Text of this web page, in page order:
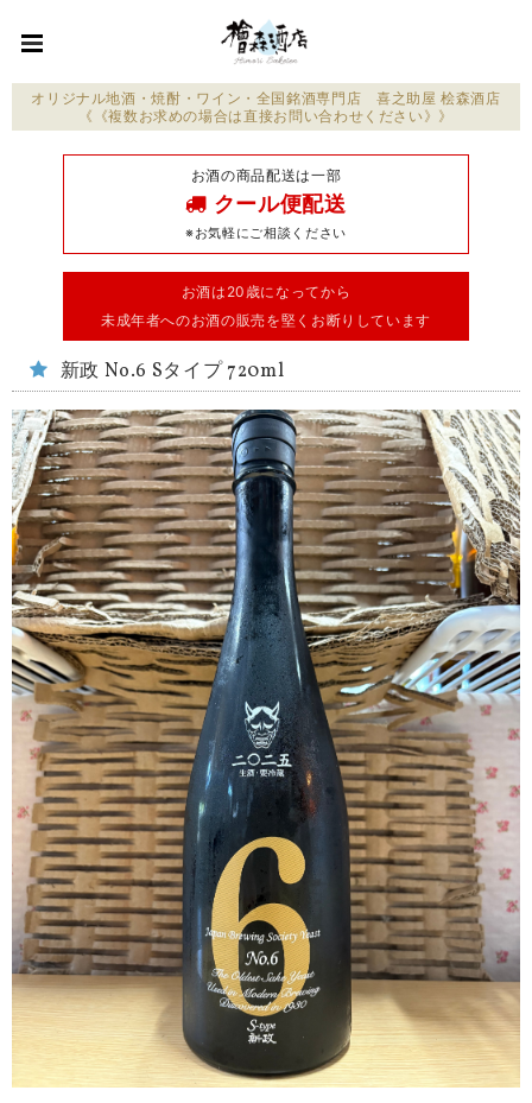
オリジナル地酒・焼酎・ワイン・全国銘酒専門店 喜之助屋 桧森酒店
《《複数お求めの場合は直接お問い合わせください》》
お酒の商品配送は一部
クール便配送
※お気軽にご相談ください
お酒は20歳になってから
未成年者へのお酒の販売を堅くお断りしています
新政 No.6 Sタイプ 720ml